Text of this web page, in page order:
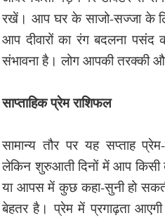
रखें। आप घर के साजो-सज्जा के
आप दीवारों का रंग बदलना पसंद
संभावना है। लोग आपकी तरक्की
साप्ताहिक प्रेम राशिफल
सामान्य तौर पर यह सप्ताह
लेकिन शुरुआती दिनों में आप किसी
या आपस में कुछ कहा-सुनी हो
बेहतर है। प्रेम में प्रगाढ़ता